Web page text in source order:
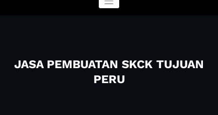
JASA PEMBUATAN SKCK TUJUAN
PERU